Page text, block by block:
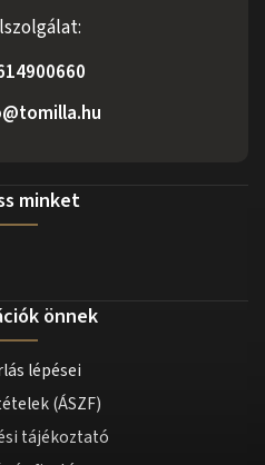
minket
önnek
lépései
(ÁSZF)
tájékoztató